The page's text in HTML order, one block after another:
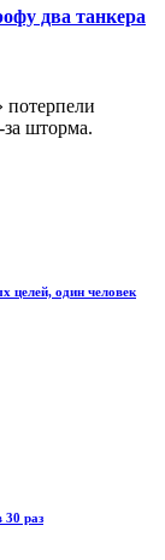
два танкера
потерпели
шторма.
целей, один человек
30 раз